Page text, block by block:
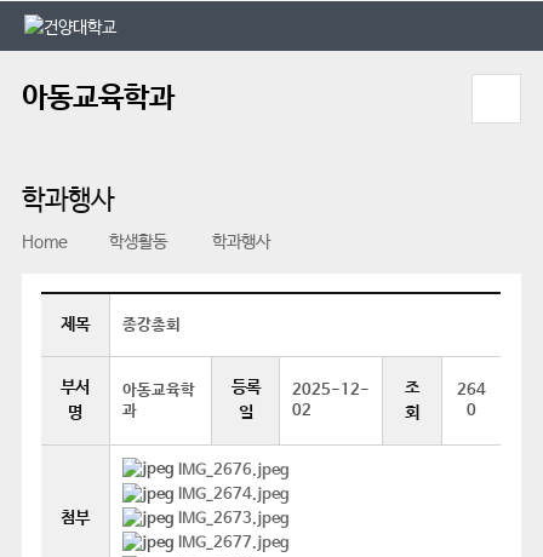
본문 바로가기
대메뉴 바로가기
아동교육학과
학과행사
Home 학생활동 학과행사
제목 종강총회
부서
명
아동교육학
과
등록
일
2025-12-
02
조
회
264
0
첨부
IMG_2676.jpeg
IMG_2674.jpeg
IMG_2673.jpeg
IMG_2677.jpeg